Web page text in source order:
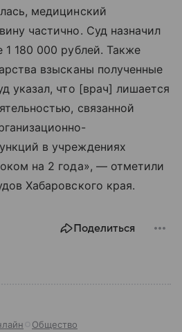
медицинский
частично. Суд назначил
180 000 рублей. Также
взысканы полученные
указал, что [врач] лишается
связанной
в учреждениях
на 2 года», — отметили
Хабаровского края.
Поделиться
Общество